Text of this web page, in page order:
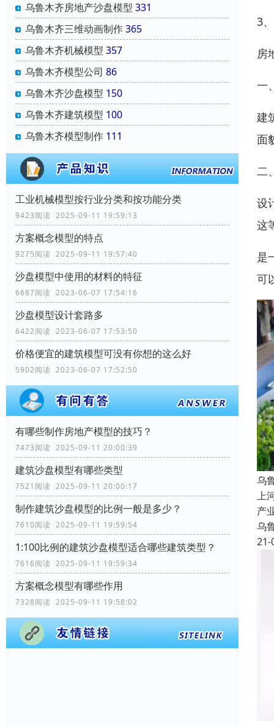
乌鲁木齐房地产沙盘模型 331
乌鲁木齐三维动画制作365
乌鲁木齐机械模型 357
乌鲁木齐模型公司 86
乌鲁木齐沙盘模型 150
乌鲁木齐建筑模型 100
乌鲁木齐模型制作 111
工业机械模型按行业分类和按功能分类
9423阅读 2025-09-11 19:59:13
方案概念模型的特点
9275阅读 2025-09-11 19:57:40
沙盘模型中使用的材料的特征
6687阅读 2023-06-07 17:54:16
沙盘模型设计套路多
6422阅读 2023-06-07 17:53:50
价格便宜的建筑模型可没有你想的这么好
5902阅读 2023-06-07 17:52:50
有哪些制作房地产模型的技巧？
7473阅读 2025-09-11 20:00:39
建筑沙盘模型有哪些类型
7521阅读 2025-09-11 20:00:17
制作建筑沙盘模型的比例一般是多少？
7610阅读 2025-09-11 19:59:54
1:100比例的建筑沙盘模型适合哪些建筑类型？
7616阅读 2025-09-11 19:59:34
方案概念模型有哪些作用
7328阅读 2025-09-11 19:58:02
3
房
一
建
面
二
设
这
是
可
乌
上
产
乌
21-